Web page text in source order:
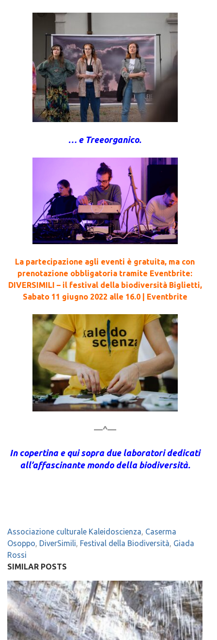
… e Treeorganico.
La partecipazione agli eventi è gratuita, ma con
prenotazione obbligatoria tramite Eventbrite:
DIVERSIMILI – il festival della biodiversità Biglietti,
Sabato 11 giugno 2022 alle 16.0 | Eventbrite
—^—
In copertina e qui sopra due laboratori dedicati
all’affascinante mondo della biodiversità.
Associazione culturale Kaleidoscienza Caserma
Osoppo DiverSimili Festival della Biodiversità Giada
Rossi
SIMILAR POSTS